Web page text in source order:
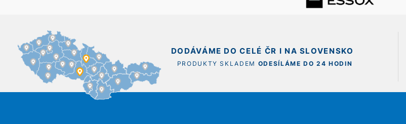
DODÁVÁME DO CELÉ ČR I NA SLOVENSKO
PRODUKTY SKLADEM ODESÍLÁME DO 24 HODIN